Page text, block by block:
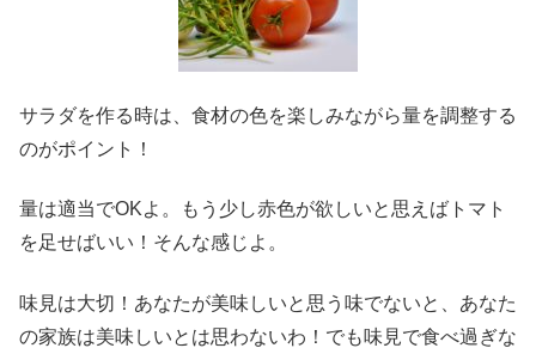
サラダを作る時は、食材の色を楽しみながら量を調整する
のがポイント！
量は適当でOKよ。もう少し赤色が欲しいと思えばトマト
を足せばいい！そんな感じよ。
味見は大切！あなたが美味しいと思う味でないと、あなた
の家族は美味しいとは思わないわ！でも味見で食べ過ぎな